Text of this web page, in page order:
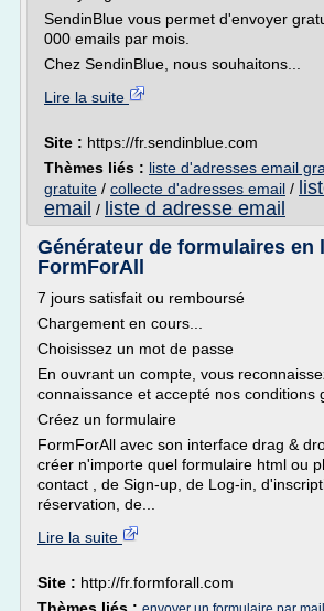
SendinBlue vous permet d'envoyer
000 emails par mois.
Chez SendinBlue, nous souhaitons...
Lire la suite
Site : https://fr.sendinblue.com
Thèmes liés : liste d'adresses email
gratuite / collecte d'adresses email /
email / liste d adresse email
Générateur de formulaires en
FormForAll
7 jours satisfait ou remboursé
Chargement en cours...
Choisissez un mot de passe
En ouvrant un compte, vous
connaissance et accepté nos conditions
Créez un formulaire
FormForAll avec son interface drag &
créer n'importe quel formulaire html ou
contact , de Sign-up, de Log-in,
réservation, de...
Lire la suite
Site : http://fr.formforall.com